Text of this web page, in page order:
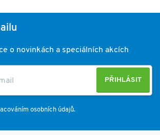
o novinkách a speciálních akcích
PŘIHLÁSIT
osobních údajů.